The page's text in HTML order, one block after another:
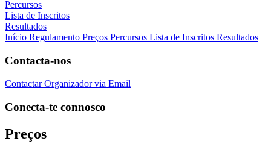
Percursos
Lista de Inscritos
Resultados
Início Regulamento Preços Percursos Lista de Inscritos Resultados
Contacta-nos
Contactar Organizador via Email
Conecta-te connosco
Preços